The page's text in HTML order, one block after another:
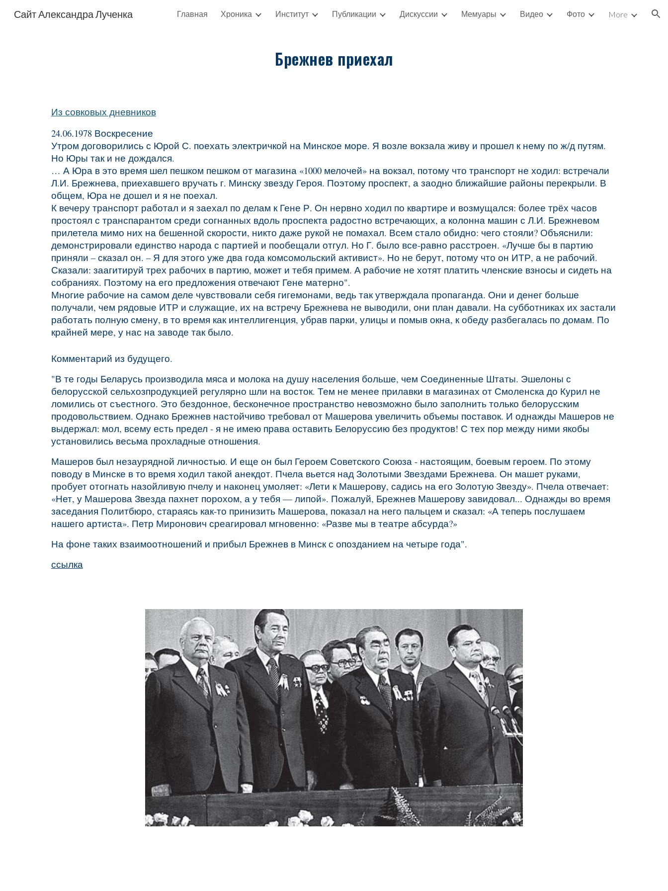
Skip to main content Skip to navigation
Сайт Александра Лученка Главная Хроника Институт Публикации Дискуссии Мемуары Видео Фото More
Брежнев приехал
Из совковых дневников
24.06.1978 Воскресение
Утром договорились с Юрой С. поехать электричкой на Минское море. Я возле вокзала живу и прошел к нему по ж/д путям.
Но Юры так и не дождался.
… А Юра в это время шел пешком пешком от магазина «1000 мелочей» на вокзал, потому что транспорт не ходил: встречали
Л.И. Брежнева, приехавшего вручать г. Минску звезду Героя. Поэтому проспект, а заодно ближайшие районы перекрыли. В
общем, Юра не дошел и я не поехал.
К вечеру транспорт работал и я заехал по делам к Гене Р. Он нервно ходил по квартире и возмущался: более трёх часов
простоял с транспарантом среди согнанных вдоль проспекта радостно встречающих, а колонна машин с Л.И. Брежневом
прилетела мимо них на бешенной скорости, никто даже рукой не помахал. Всем стало обидно: чего стояли? Объяснили:
демонстрировали единство народа с партией и пообещали отгул. Но Г. было все-равно расстроен. «Лучше бы в партию
приняли – сказал он. – Я для этого уже два года комсомольский активист». Но не берут, потому что он ИТР, а не рабочий.
Сказали: заагитируй трех рабочих в партию, может и тебя примем. А рабочие не хотят платить членские взносы и сидеть на
собраниях. Поэтому на его предложения отвечают Гене матерно".
Многие рабочие на самом деле чувствовали себя гигемонами, ведь так утверждала пропаганда. Они и денег больше
получали, чем рядовые ИТР и служащие, их на встречу Брежнева не выводили, они план давали. На субботниках их застали
работать полную смену, в то время как интеллигенция, убрав парки, улицы и помыв окна, к обеду разбегалась по домам. По
крайней мере, у нас на заводе так было.
Комментарий из будущего.
"В те годы Беларусь производила мяса и молока на душу населения больше, чем Соединенные Штаты. Эшелоны с
белорусской сельхозпродукцией регулярно шли на восток. Тем не менее прилавки в магазинах от Смоленска до Курил не
ломились от съестного. Это бездонное, бесконечное пространство невозможно было заполнить только белорусским
продовольствием. Однако Брежнев настойчиво требовал от Машерова увеличить объемы поставок. И однажды Машеров не
выдержал: мол, всему есть предел - я не имею права оставить Белоруссию без продуктов! С тех пор между ними якобы
установились весьма прохладные отношения.
Машеров был незаурядной личностью. И еще он был Героем Советского Союза - настоящим, боевым героем. По этому
поводу в Минске в то время ходил такой анекдот. Пчела вьется над Золотыми Звездами Брежнева. Он машет руками,
пробует отогнать назойливую пчелу и наконец умоляет: «Лети к Машерову, садись на его Золотую Звезду». Пчела отвечает:
«Нет, у Машерова Звезда пахнет порохом, а у тебя — липой». Пожалуй, Брежнев Машерову завидовал... Однажды во время
заседания Политбюро, стараясь как-то принизить Машерова, показал на него пальцем и сказал: «А теперь послушаем
нашего артиста». Петр Миронович среагировал мгновенно: «Разве мы в театре абсурда?»
На фоне таких взаимоотношений и прибыл Брежнев в Минск с опозданием на четыре года".
ссылка